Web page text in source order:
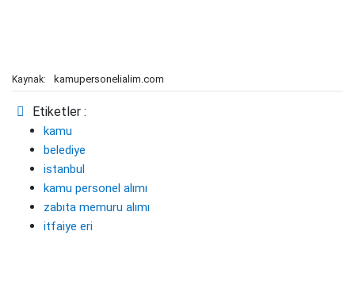
Kaynak: kamupersonelialim.com
Etiketler :
kamu
belediye
istanbul
kamu personel alımı
zabıta memuru alımı
itfaiye eri